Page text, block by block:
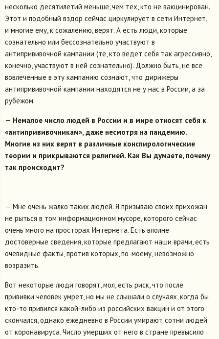
несколько десятилетий меньше, чем тех, кто не вакцинирован.
Этот и подобный вздор сейчас циркулирует в сети Интернет,
и многие ему, к сожалению, верят. А есть люди, которые
сознательно или бессознательно участвуют в
антипрививочной кампании (те, кто ведет себя так агрессивно,
конечно, участвуют в ней сознательно). Должно быть, не все
вовлеченные в эту кампанию сознают, что дирижеры
антипрививочной кампании находятся не у нас в России, а за
рубежом.
— Немалое число людей в России и в мире относят себя к
«антипрививочникам», даже несмотря на пандемию.
Многие из них верят в различные конспирологические
теории и прикрываются религией. Как Вы думаете, почему
так происходит?
— Мне очень жалко таких людей. Я призываю своих прихожан
не рыться в том информационном мусоре, которого сейчас
очень много на просторах Интернета. Есть вполне
достоверные сведения, которые предлагают наши врачи, есть
очевидные факты, против которых, по-моему, невозможно
возразить.
Вот некоторые люди говорят, мол, есть риск, что после
прививки человек умрет, но мы не слышали о случаях, когда бы
кто-то привился какой-либо из российских вакцин и от этого
скончался, однако ежедневно в России умирают сотни людей
от коронавируса. Число умерших от него в стране превысило